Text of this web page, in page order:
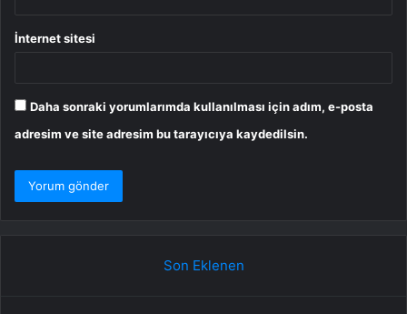
İnternet sitesi
Daha sonraki yorumlarımda kullanılması için adım, e-posta
adresim ve site adresim bu tarayıcıya kaydedilsin.
Son Eklenen